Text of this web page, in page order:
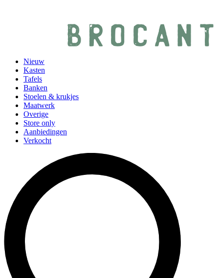
Nieuw
Kasten
Tafels
Banken
Stoelen & krukjes
Maatwerk
Overige
Store only
Aanbiedingen
Verkocht